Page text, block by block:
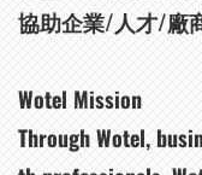
協助企業/人才/廠
Wotel Mission
Through Wotel,